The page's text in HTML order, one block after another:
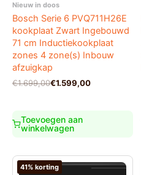
Nieuw in doos
Bosch Serie 6 PVQ711H26E
kookplaat Zwart Ingebouwd
71 cm Inductiekookplaat
zones 4 zone(s) Inbouw
afzuigkap
€1.699,00
Oorspronkelijke
€1.599,00
Huidige
Toevoegen aan
winkelwagen
41% korting